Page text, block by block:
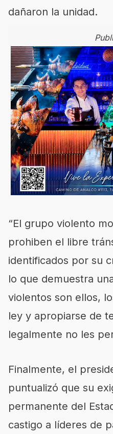
dañaron la unidad.
“El grupo violento
prohiben el libre
identificados por su
lo que demuestra
violentos son ellos,
ley y apropiarse de
legalmente no les
Finalmente, el
puntualizó que su
permanente del
castigo a líderes de